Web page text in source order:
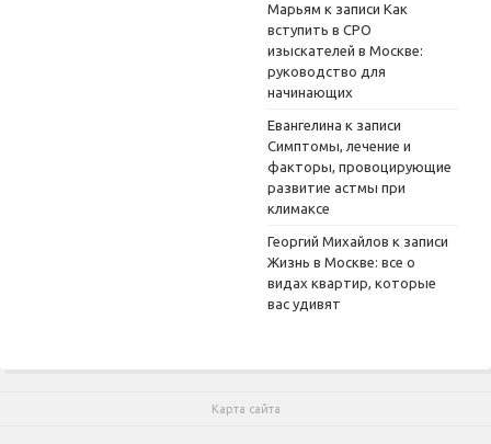
Марьям к записи Как
вступить в СРО
изыскателей в Москве:
руководство для
начинающих
Евангелина к записи
Симптомы, лечение и
факторы, провоцирующие
развитие астмы при
климаксе
Георгий Михайлов к записи
Жизнь в Москве: все о
видах квартир, которые
вас удивят
Карта сайта